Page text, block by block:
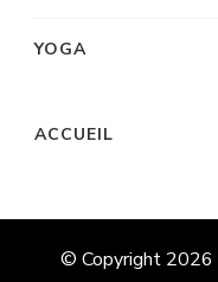
YOGA
ACCUEIL
© Copyright 2026